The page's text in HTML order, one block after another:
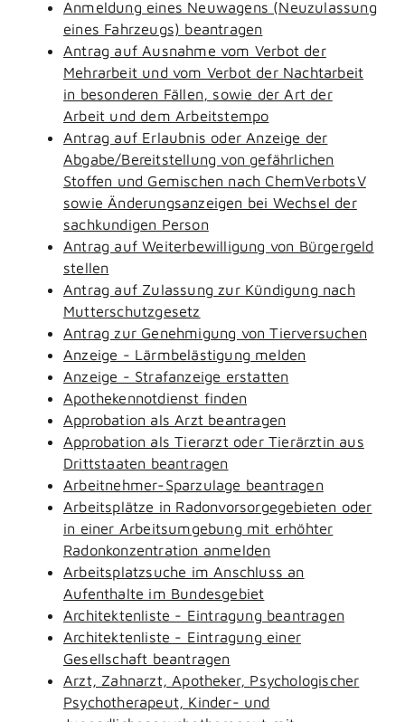
Anmeldung eines Neuwagens (Neuzulassung
eines Fahrzeugs) beantragen
Antrag auf Ausnahme vom Verbot der
Mehrarbeit und vom Verbot der Nachtarbeit
in besonderen Fällen, sowie der Art der
Arbeit und dem Arbeitstempo
Antrag auf Erlaubnis oder Anzeige der
Abgabe/Bereitstellung von gefährlichen
Stoffen und Gemischen nach ChemVerbotsV
sowie Änderungsanzeigen bei Wechsel der
sachkundigen Person
Antrag auf Weiterbewilligung von Bürgergeld
stellen
Antrag auf Zulassung zur Kündigung nach
Mutterschutzgesetz
Antrag zur Genehmigung von Tierversuchen
Anzeige - Lärmbelästigung melden
Anzeige - Strafanzeige erstatten
Apothekennotdienst finden
Approbation als Arzt beantragen
Approbation als Tierarzt oder Tierärztin aus
Drittstaaten beantragen
Arbeitnehmer-Sparzulage beantragen
Arbeitsplätze in Radonvorsorgegebieten oder
in einer Arbeitsumgebung mit erhöhter
Radonkonzentration anmelden
Arbeitsplatzsuche im Anschluss an
Aufenthalte im Bundesgebiet
Architektenliste - Eintragung beantragen
Architektenliste - Eintragung einer
Gesellschaft beantragen
Arzt, Zahnarzt, Apotheker, Psychologischer
Psychotherapeut, Kinder- und